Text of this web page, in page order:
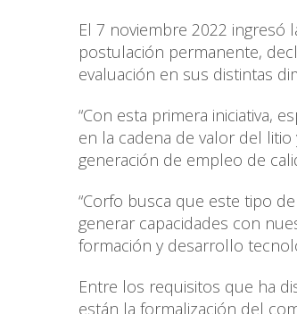
El 7 noviembre 2022 ingresó
postulación permanente,
evaluación en sus distintas
“Con esta primera iniciativa,
en la cadena de valor del
generación de empleo de
“Corfo busca que este tipo
generar capacidades con
formación y desarrollo
Entre los requisitos que ha
están la formalización del